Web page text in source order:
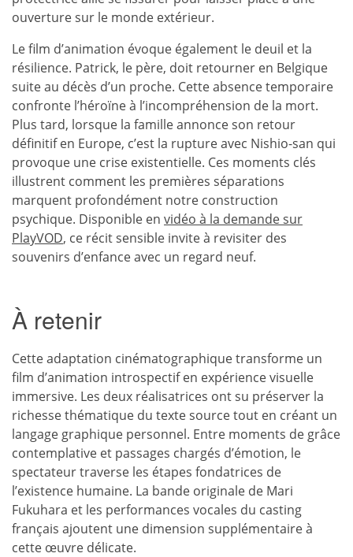
ouverture sur le monde extérieur.
Le film d’animation évoque également le deuil et la
résilience. Patrick, le père, doit retourner en Belgique
suite au décès d’un proche. Cette absence temporaire
confronte l’héroïne à l’incompréhension de la mort.
Plus tard, lorsque la famille annonce son retour
définitif en Europe, c’est la rupture avec Nishio-san qui
provoque une crise existentielle. Ces moments clés
illustrent comment les premières séparations
marquent profondément notre construction
psychique. Disponible en vidéo à la demande sur
PlayVOD, ce récit sensible invite à revisiter des
souvenirs d’enfance avec un regard neuf.
À retenir
Cette adaptation cinématographique transforme un
film d’animation introspectif en expérience visuelle
immersive. Les deux réalisatrices ont su préserver la
richesse thématique du texte source tout en créant un
langage graphique personnel. Entre moments de grâce
contemplative et passages chargés d’émotion, le
spectateur traverse les étapes fondatrices de
l’existence humaine. La bande originale de Mari
Fukuhara et les performances vocales du casting
français ajoutent une dimension supplémentaire à
cette œuvre délicate.